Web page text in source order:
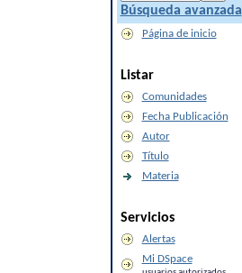
Búsqueda avanzada
Página de inicio
Listar
Comunidades
Fecha Publicación
Autor
Título
Materia
Servicios
Alertas
Mi DSpace